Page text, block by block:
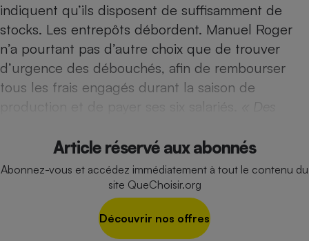
indiquent qu’ils disposent de suffisamment de
stocks. Les entrepôts débordent. Manuel Roger
n’a pourtant pas d’autre choix que de trouver
d’urgence des débouchés, afin de rembourser
tous les frais engagés durant la saison de
production et de payer ses six salariés.
« Des
Article réservé aux abonnés
Abonnez-vous et accédez immédiatement à tout le contenu du
site QueChoisir.org
Découvrir nos offres
Climatiseur -
Ventilateur
Cafetière à expressos
Antivirus